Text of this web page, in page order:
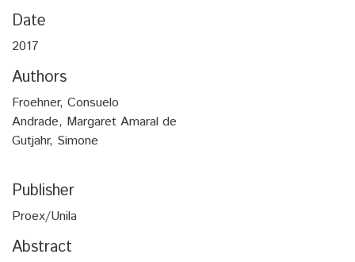
Date
2017
Authors
Froehner, Consuelo
Andrade, Margaret Amaral de
Gutjahr, Simone
Publisher
Proex/Unila
Abstract